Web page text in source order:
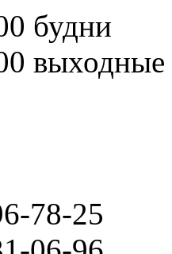
будни
выходные
78-25